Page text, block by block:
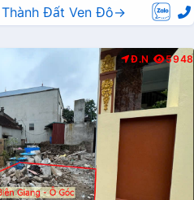
Thành Đất Ven Đô→
Đ.N 5948